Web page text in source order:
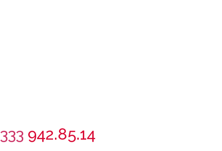
333 942.85.14